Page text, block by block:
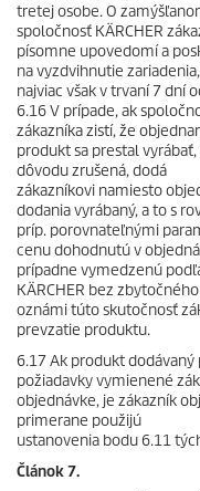
tretej osobe. O
spoločnosť KÄRCHER
písomne upovedomí a
na vyzdvihnutie zariadenia,
najviac však v trvaní 7 dní
6.16 V prípade, ak
zákazníka zistí, že
produkt sa prestal
dôvodu zrušená, dodá
zákazníkovi namiesto
dodania vyrábaný, a to s
príp. porovnateľnými
cenu dohodnutú v
prípadne vymedzenú
KÄRCHER bez
oznámi túto skutočnosť
prevzatie produktu.
6.17 Ak produkt
požiadavky vymienené
objednávke, je zákazník
primerane použijú
ustanovenia bodu 6.11
Článok 7.